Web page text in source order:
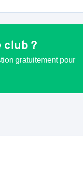
club ?
gratuitement pour